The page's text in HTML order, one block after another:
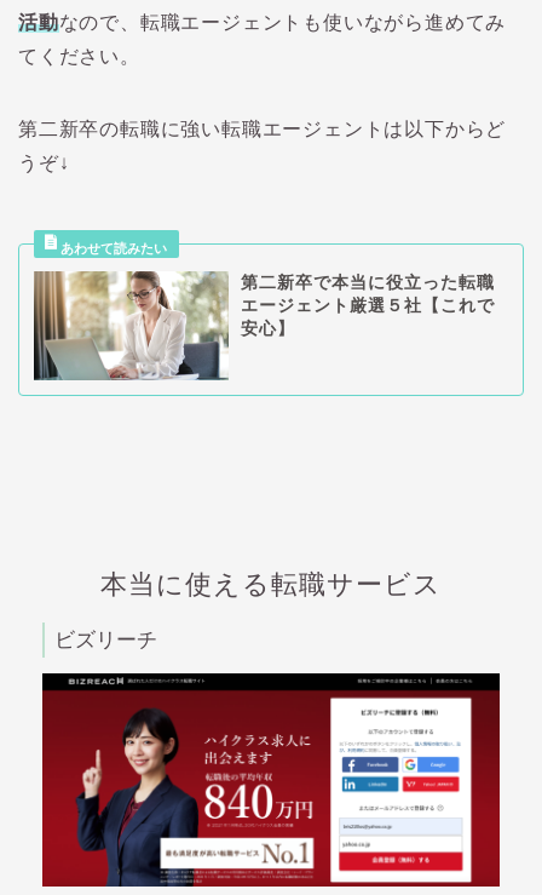
活動なので、転職エージェントも使いながら進めてみ
てください。
第二新卒の転職に強い転職エージェントは以下からど
うぞ↓
第二新卒で本当に役立った転職
エージェント厳選５社【これで
安心】
本当に使える転職サービス
ビズリーチ